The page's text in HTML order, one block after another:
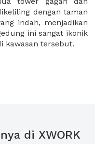
kawasan tersebut.
di XWORK